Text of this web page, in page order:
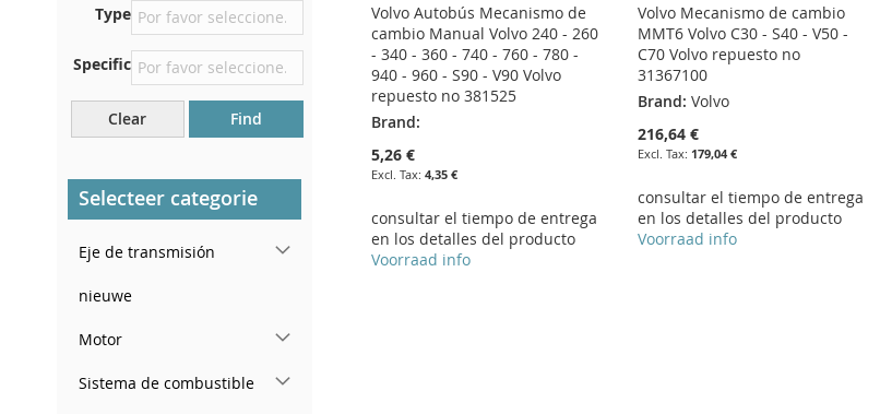
Volvo Autobús Mecanismo de
cambio Manual Volvo 240 - 260
- 340 - 360 - 740 - 760 - 780 -
940 - 960 - S90 - V90 Volvo
repuesto no 381525
Brand:
5,26 €
4,35 €
consultar el tiempo de entrega
en los detalles del producto
Voorraad info
Add to Cart
ADD
TO
ADD
Volvo Mecanismo de cambio
MMT6 Volvo C30 - S40 - V50 -
C70 Volvo repuesto no
31367100
Brand: Volvo
216,64 €
179,04 €
consultar el tiempo de entrega
en los detalles del producto
Voorraad info
WISH
TO
Centrar contra el mamparo
debajo del capó.
Justo en el compartimento
del motor.
Cerca del parabrisas, en el
En el pilar de la puerta
trasera derecha
Type
Specific
Clear Find
Selecteer categorie
Eje de transmisión
nieuwe
Motor
Sistema de combustible